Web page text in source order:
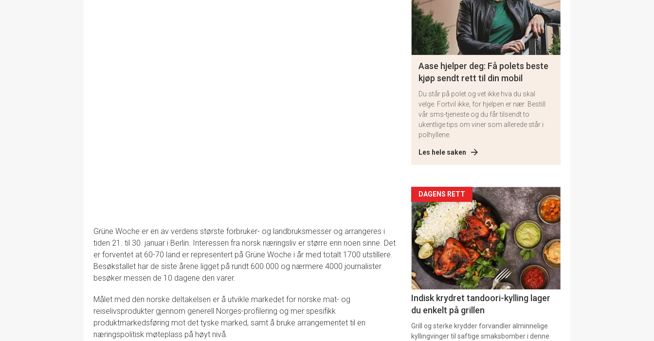
Grüne Woche er en av verdens største forbruker- og landbruksmesser og arrangeres i
tiden 21. til 30. januar i Berlin. Interessen fra norsk næringsliv er større enn noen sinne. Det
er forventet at 60-70 land er representert på Grüne Woche i år med totalt 1700 utstillere.
Besøkstallet har de siste årene ligget på rundt 600 000 og nærmere 4000 journalister
besøker messen de 10 dagene den varer.
Målet med den norske deltakelsen er å utvikle markedet for norske mat- og
reiselivsprodukter gjennom generell Norges-profilering og mer spesifikk
produktmarkedsføring mot det tyske marked, samt å bruke arrangementet til en
næringspolitisk møteplass på høyt nivå.
Aase hjelper deg: Få polets beste
kjøp sendt rett til din mobil
Du står på polet og vet ikke hva du skal
velge. Fortvil ikke, for hjelpen er nær: Bestill
vår sms-tjeneste og du får tilsendt to
ukentlige tips om viner som allerede står i
polhyllene.
Les hele saken
Artikler
detail
-
section
11
DAGENS RETT
Indisk krydret tandoori-kylling lager
du enkelt på grillen
Grill og sterke krydder forvandler alminnelige
kyllingvinger til saftige smaksbomber i denne